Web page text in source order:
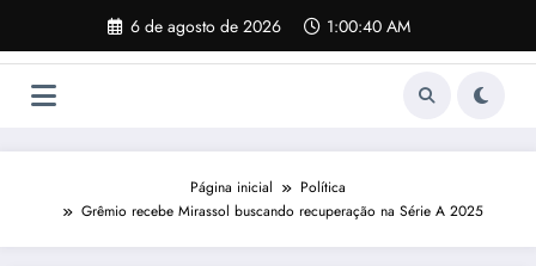
o
6 de agosto de 2026 1:00:41 AM
Página inicial
Política
Grêmio recebe Mirassol buscando recuperação na Série A 2025